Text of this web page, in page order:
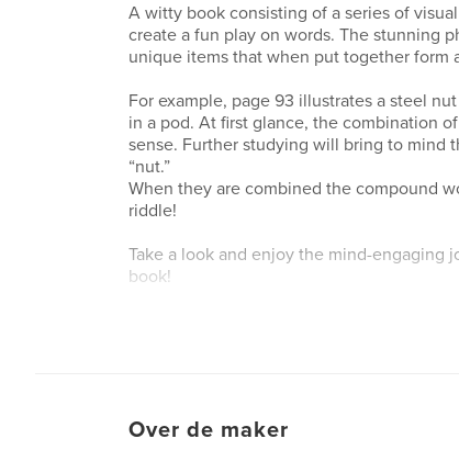
A witty book consisting of a series of
create a fun play on words. The stunning
unique items that when put together form
For example, page 93 illustrates a steel
in a pod. At first glance, the combination
sense. Further studying will bring to mind
“nut.”
When they are combined the compound
riddle!
Take a look and enjoy the mind-engaging
book!
Over de maker